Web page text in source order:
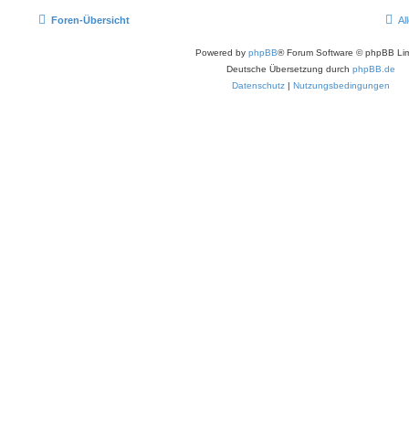
Foren-Übersicht
Powered by phpBB® Forum Software © phpBB
Deutsche Übersetzung durch phpBB.de
Datenschutz | Nutzungsbedingungen